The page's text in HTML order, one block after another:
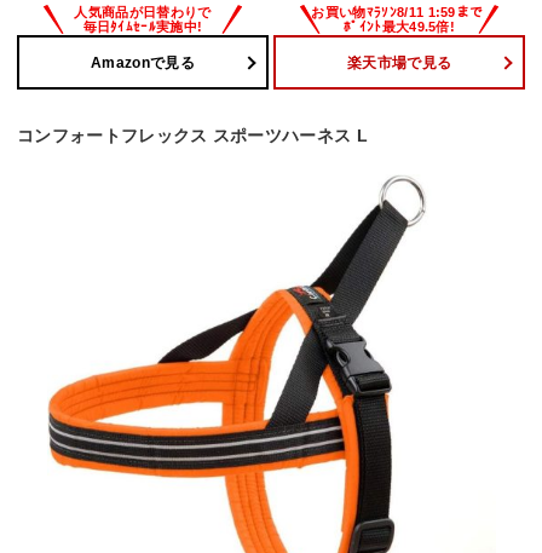
Amazonで見る 楽天市場で見る
コンフォートフレックス スポーツハーネス L